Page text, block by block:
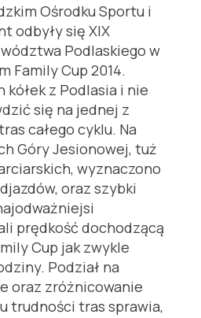
Ośrodku Sportu i
odbyły się XIX
Podlaskiego w
Family Cup 2014.
z Podlasia i nie
się na jednej z
całego cyklu. Na
Góry Jesionowej, tuż
wyznaczono
oraz szybki
prędkość dochodzącą
Cup jak zwykle
Podział na
oraz zróżnicowanie
trudności tras sprawia,